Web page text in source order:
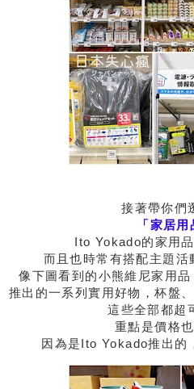
接著帶你們
「家居用
Ito Yokado的家用
而且也時常有搭配主題活
像下圖看到的小熊維尼家用
推出的一系列實用好物，杯盤
這些全部都超
重點是價格
因為是Ito Yokado推出的